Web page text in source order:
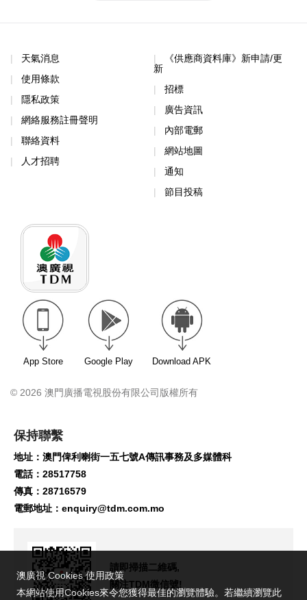
天氣消息
使用條款
隱私政策
網絡服務註冊聲明
聯絡資料
人才招聘
《供應商資料庫》新申請/更
新
招標
廣告資訊
內部電郵
網站地圖
通知
節目投稿
App Store Google Play Download APK
© 2026 澳門廣播電視股份有限公司版權所有
保持聯繫
地址：澳門俾利喇街一五七號A傳訊事務及多媒體科
電話：28517758
傳真：28716579
電郵地址： enquiry@tdm.com.mo
請即掃描二維碼,
關注TDM微信號!
澳廣視 Cookies 使用政策
本網站使用Cookies來令您獲得最佳的瀏覽體驗。若繼續瀏覽此